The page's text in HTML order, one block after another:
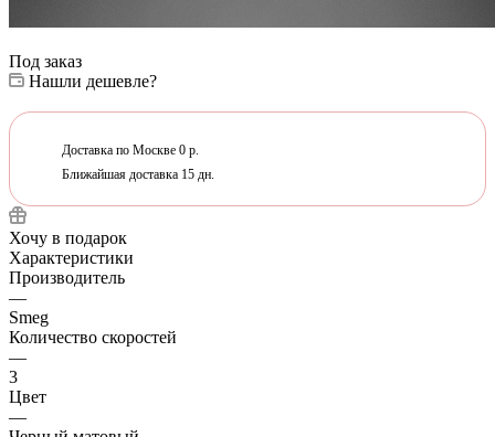
Под заказ
Нашли дешевле?
Доставка по Москве 0 р.
Ближайшая доставка 15 дн.
Хочу в подарок
Характеристики
Производитель
—
Smeg
Количество скоростей
—
3
Цвет
—